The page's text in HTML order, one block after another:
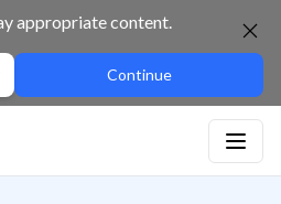
appropriate content.
Continue